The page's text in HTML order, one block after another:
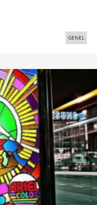
GENEL